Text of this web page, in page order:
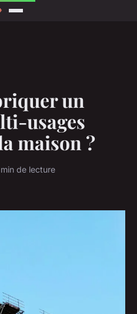
un
usages
maison ?
de lecture